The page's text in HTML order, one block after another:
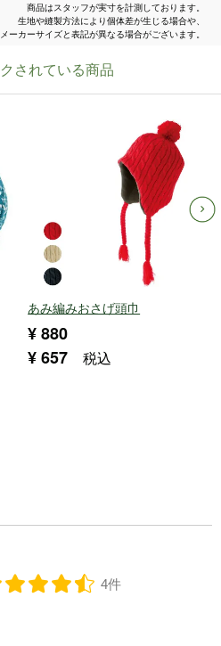
商品はスタッフが実寸を計測しております。
生地や縫製方法により個体差が生じる場合や、
メーカーサイズと表記が異なる場合がございます。
あみ編みおさげ頭巾
¥880
¥657 税込
4件